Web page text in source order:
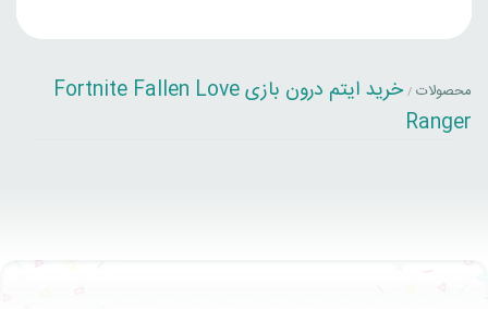
محصولات /
خرید ایتم درون بازی Fortnite Fallen Love
Ranger